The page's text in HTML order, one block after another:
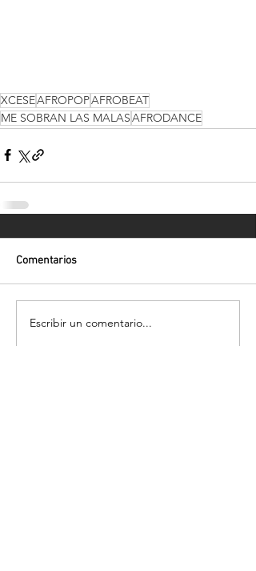
XCESEAFROPOPAFROBEAT
ME SOBRAN LAS MALASAFRODANCE
Comentarios
Escribir un comentario...